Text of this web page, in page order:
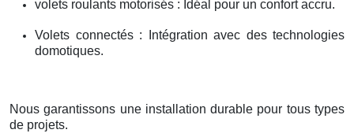
volets roulants motorisés : Idéal pour un confort accru.
Volets connectés : Intégration avec des technologies
domotiques.
Nous garantissons une installation durable pour tous types
de projets.